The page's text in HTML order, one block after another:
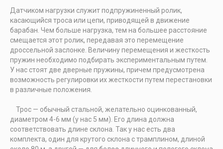
Датчиком нагрузки служит подпружиненный ролик,
касающийся троса или цепи, приводящей в движение
барабан. Чем больше нагрузка, тем на большее расстояние
смещается этот ролик, передавая это перемещение
дроссельной заслонке. Величину перемещения и жесткость
пружин необходимо подбирать экспериментальным путем.
У нас стоят две дверные пружины, причем предусмотрена
возможность регулировки их жесткости путем перестановки
в различные положения.
Трос — обычный стальной, желательно оцинкованный,
диаметром 4-6 мм (у нас 5 мм). Его длина должна
соответствовать длине склона. Так у нас есть два
комплекта, один для крутого склона с трамплином, длиной